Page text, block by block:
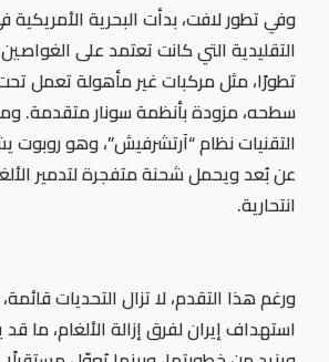
وفي تطور لافت، بدأت البحرية الأمريكية
التقليدية التي كانت تعتمد على
تطورًا، مثل مركبات غير مأهولة تعمل
سطحه، مزودة بأنظمة سونار متقدمة.
التقنيات نظام “آرتشرفيش”، وهو روبوت
عن بُعد ويحمل شحنة متفجرة لتدمير
انتحارية.
ورغم هذا التقدم، لا تزال التحديات
استهداف إيران لفرق إزالة الألغام، ما